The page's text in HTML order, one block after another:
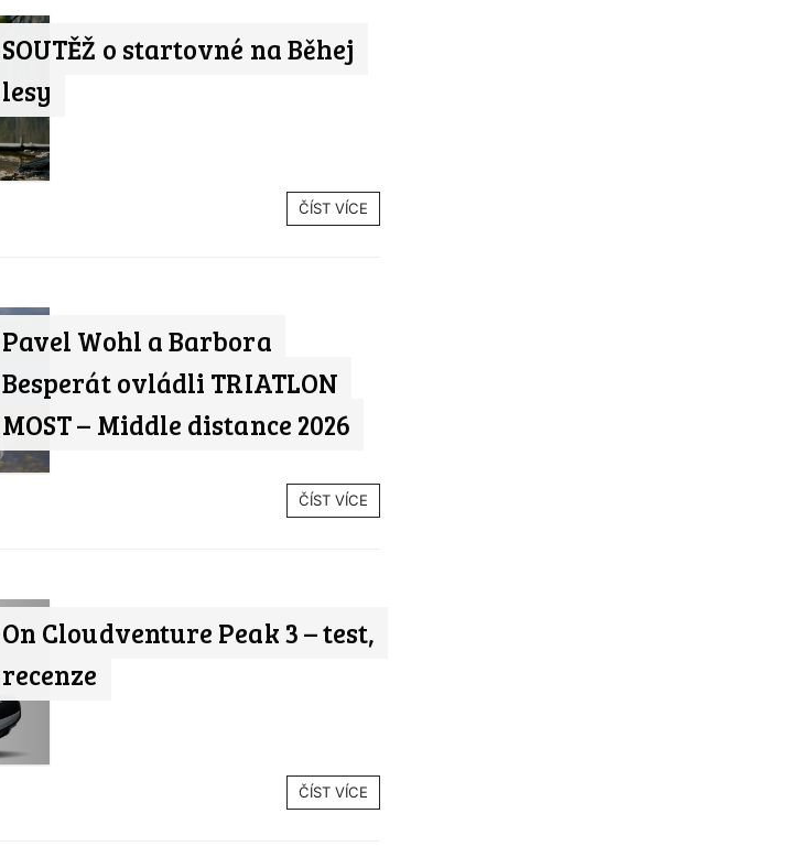
SOUTĚŽ o startovné na Běhej
lesy
ČÍST VÍCE
Pavel Wohl a Barbora
Besperát ovládli TRIATLON
MOST – Middle distance 2026
ČÍST VÍCE
On Cloudventure Peak 3 – test,
recenze
ČÍST VÍCE